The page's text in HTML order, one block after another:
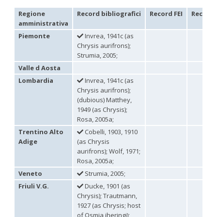
Genus:
Holopyga
Dahlbom,
Dahlbom, 1845
Linsenmaier, 1959
Holopyga amoenula oriensaLinsenmaier, 1959
Holopyga austrialisLinsenmaier, 1959
Holopyga baeckmanni Semenov, 1967
(Förster, 1853)
Linsenmaier, 1959
Linsenmaier, 1959
Holopyga crassepuncta effrenata
Linsenmaier, 1959
Holopyga cypruscolaLinsenmaier, 1959
Holopyga duplicata
Linsenmaier, 1987
(Fabricius, 1781)
(Förster, 1853)
Holopyga generosa proviridisLinsenmaier, 1959
Holopyga generosa virideaurata
Linsenmaier, 1951
Holopyga gloriosa-aureomaculata complex
Trautmann, 1926
Linsenmaier, 1987
Móczár, 1983
Regione
amministrativa
Record bibliografici Record FEI Record
Piemonte
Invrea, 1941c (as
Chrysis aurifrons);
Strumia, 2005;
Valle d Aosta
Lombardia
Invrea, 1941c (as
Chrysis aurifrons);
(dubious) Matthey,
1949 (as Chrysis);
Rosa, 2005a;
Trentino Alto
Adige
Cobelli, 1903, 1910
(as Chrysis
aurifrons); Wolf, 1971;
Rosa, 2005a;
Veneto
Strumia, 2005;
Friuli V.G.
Ducke, 1901 (as
Chrysis); Trautmann,
1927 (as Chrysis; host
of Osmia iheringi);